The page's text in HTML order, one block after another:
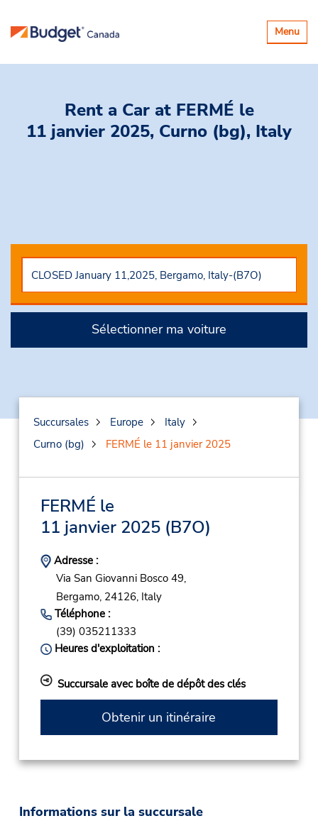
Basculer
la
Menu
Rent a Car at FERMÉ le
11 janvier 2025, Curno (bg), Italy
Sélectionner ma voiture
Succursales Europe
Italy
Curno (bg)
FERMÉ le 11 janvier 2025
FERMÉ le
11 janvier 2025(B7O)
Adresse :
Via San Giovanni Bosco 49,
Bergamo, 24126, Italy
Téléphone :
(39) 035211333
Heures d'exploitation :
Succursale avec boîte de dépôt des clés
Obtenir un itinéraire
Informations sur la succursale